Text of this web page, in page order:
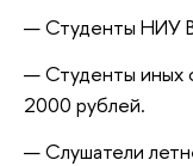
Студенты НИУ
Студенты иных
2000 рублей.
Слушатели